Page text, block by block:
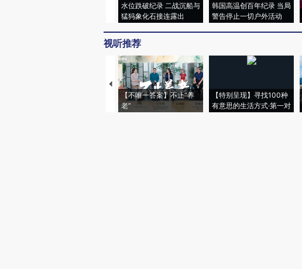
水位跌破纪录 二战沉船与
猛犸象化石接连露出
韩国高温创百年纪录 当局
警告停止一切户外活动
视听推荐
【不唯一答案】不止“养
老”
【特别呈现】寻找100种
有意思的生活方式·第一对